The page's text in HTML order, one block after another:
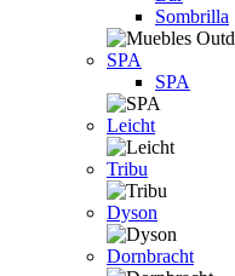
Sombrilla
SPA
SPA
Leicht
Tribu
Dyson
Dornbracht